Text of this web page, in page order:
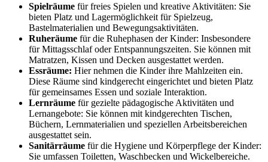
Spielräume für freies Spielen und kreative Aktivitäten: Sie
bieten Platz und Lagermöglichkeit für Spielzeug,
Bastelmaterialien und Bewegungsaktivitäten.
Ruheräume für die Ruhephasen der Kinder: Insbesondere
für Mittagsschlaf oder Entspannungszeiten. Sie können mit
Matratzen, Kissen und Decken ausgestattet werden.
Essräume: Hier nehmen die Kinder ihre Mahlzeiten ein.
Diese Räume sind kindgerecht eingerichtet und bieten Platz
für gemeinsames Essen und soziale Interaktion.
Lernräume für gezielte pädagogische Aktivitäten und
Lernangebote: Sie können mit kindgerechten Tischen,
Büchern, Lernmaterialien und speziellen Arbeitsbereichen
ausgestattet sein.
Sanitärräume für die Hygiene und Körperpflege der Kinder:
Sie umfassen Toiletten, Waschbecken und Wickelbereiche.